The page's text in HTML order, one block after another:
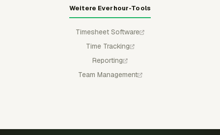
Weitere Everhour-Tools
Timesheet Software
Time Tracking
Reporting
Team Management